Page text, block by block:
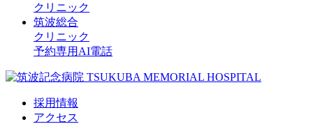
クリニック
筑波総合
クリニック
予約専用AI電話
採用情報
アクセス